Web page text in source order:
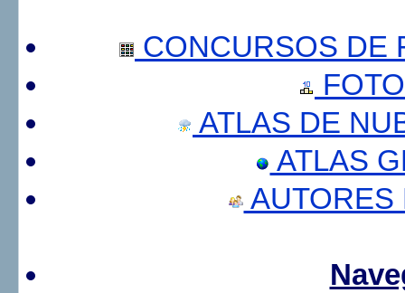
CONCURSOS DE
ATLAS DE
ATLAS
AUTORES